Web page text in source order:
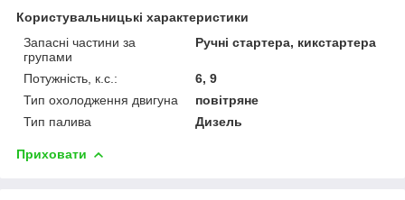
Користувальницькі характеристики
Запасні частини за
групами
Ручні стартера, кикстартера
Потужність, к.с.:
6, 9
Тип охолодження двигуна
повітряне
Тип палива
Дизель
Приховати